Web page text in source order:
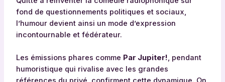
fond de questionnements politiques et sociaux,
l’humour devient ainsi un mode d’expression
incontournable et fédérateur.
Les émissions phares comme Par Jupiter!, pendant
humoristique qui rivalise avec les grandes